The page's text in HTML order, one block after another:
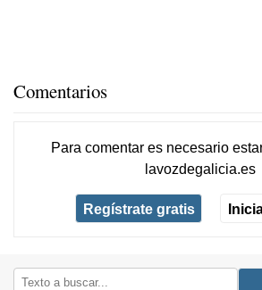
Comentarios
Para comentar es necesario
lavozdegalicia.es
Regístrate gratis